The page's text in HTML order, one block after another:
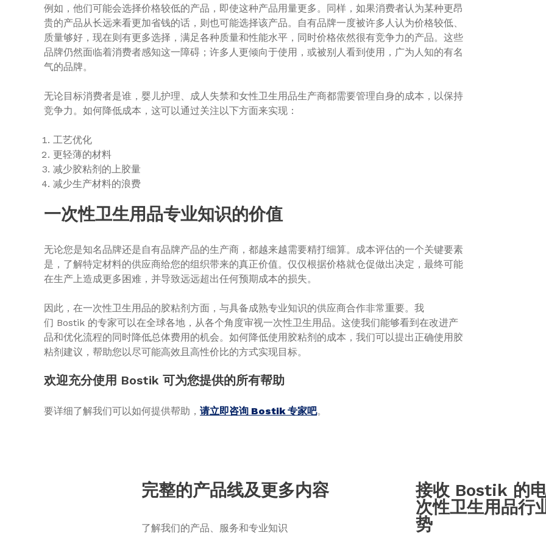
例如，他们可能会选择价格较低的产品，即使这种产品用量更多。同样，如果消费者认为某种更昂
贵的产品从长远来看更加省钱的话，则也可能选择该产品。自有品牌一度被许多人认为价格较低、
质量够好，现在则有更多选择，满足各种质量和性能水平，同时价格依然很有竞争力的产品。这些
品牌仍然面临着消费者感知这一障碍；许多人更倾向于使用，或被别人看到使用，广为人知的有名
气的品牌。
无论目标消费者是谁，婴儿护理、成人失禁和女性卫生用品生产商都需要管理自身的成本，以保持
竞争力。如何降低成本，这可以通过关注以下方面来实现：
工艺优化
更轻薄的材料
减少胶粘剂的上胶量
减少生产材料的浪费
一次性卫生用品专业知识的价值
无论您是知名品牌还是自有品牌产品的生产商，都越来越需要精打细算。成本评估的一个关键要素
是，了解特定材料的供应商给您的组织带来的真正价值。仅仅根据价格就仓促做出决定，最终可能
在生产上造成更多困难，并导致远远超出任何预期成本的损失。
因此，在一次性卫生用品的胶粘剂方面，与具备成熟专业知识的供应商合作非常重要。我
们 Bostik 的专家可以在全球各地，从各个角度审视一次性卫生用品。这使我们能够看到在改进产
品和优化流程的同时降低总体费用的机会。如何降低使用胶粘剂的成本，我们可以提出正确使用胶
粘剂建议，帮助您以尽可能高效且高性价比的方式实现目标。
欢迎充分使用 Bostik 可为您提供的所有帮助
要详细了解我们可以如何提供帮助， 请立即咨询 Bostik 专家吧。
完整的产品线及更多内容
了解我们的产品、服务和专业知识
接收 Bostik 的
次性卫生用品行
势